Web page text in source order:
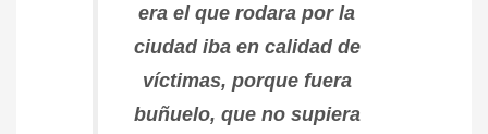
era el que rodara por la
ciudad iba en calidad de
víctimas, porque fuera
buñuelo, que no supiera